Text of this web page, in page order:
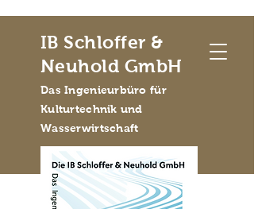
IB Schloffer &
Neuhold GmbH
Das Ingenieurbüro für
Kulturtechnik und
Wasserwirtschaft